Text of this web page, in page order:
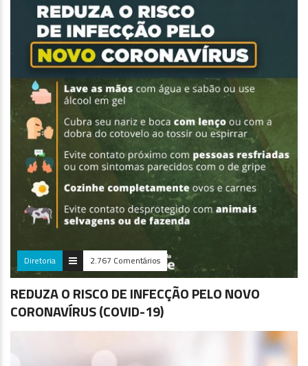
Diretoria 2.767 Comentários
REDUZA O RISCO DE INFECÇÃO PELO NOVO
CORONAVÍRUS (COVID-19)